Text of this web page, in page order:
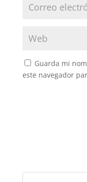
Guarda mi
este navegador